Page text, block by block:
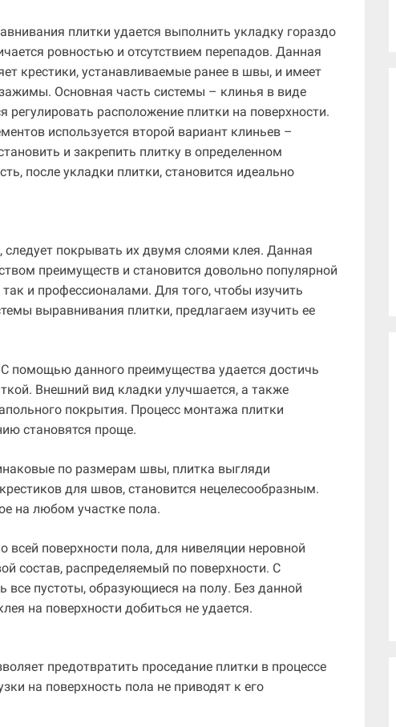
плитки удается выполнить укладку гораздо
ровностью и отсутствием перепадов. Данная
крестики, устанавливаемые ранее в швы, и имеет
Основная часть системы – клинья в виде
расположение плитки на поверхности.
используется второй вариант клиньев –
и закрепить плитку в определенном
после укладки плитки, становится идеально
следует покрывать их двумя слоями клея. Данная
преимуществ и становится довольно популярной
и профессионалами. Для того, чтобы изучить
выравнивания плитки, предлагаем изучить ее
помощью данного преимущества удается достичь
Внешний вид кладки улучшается, а также
покрытия. Процесс монтажа плитки
становятся проще.
по размерам швы, плитка выгляди
для швов, становится нецелесообразным.
на любом участке пола.
всей поверхности пола, для нивеляции неровной
состав, распределяемый по поверхности. С
все пустоты, образующиеся на полу. Без данной
на поверхности добиться не удается.
предотвратить проседание плитки в процессе
на поверхность пола не приводят к его